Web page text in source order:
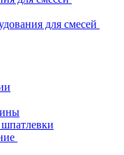
для смесей